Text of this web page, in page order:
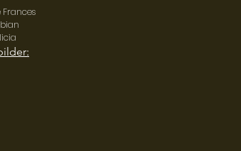
Frances